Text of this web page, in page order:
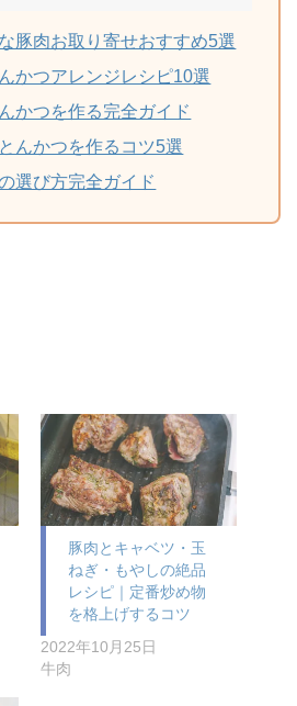
豚肉お取り寄せおすすめ5選
かつアレンジレシピ10選
かつを作る完全ガイド
んかつを作るコツ5選
選び方完全ガイド
豚肉とキャベツ・玉
ねぎ・もやしの絶品
レシピ｜定番炒め物
を格上げするコツ
2022年10月25日
牛肉